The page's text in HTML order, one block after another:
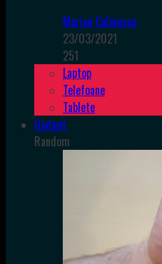
Marian Calinescu
23/03/2021
251
Laptop
Telefoane
Tablete
Gadget
Random